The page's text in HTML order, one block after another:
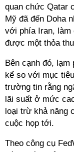
quan chức Qatar
Mỹ đã đến Doha
với phía Iran, làm
được một thỏa
Bên cạnh đó,
kể so với mục
trường tin rằng
lãi suất ở mức
loại trừ khả năng
cuộc họp tới.
Theo công cụ